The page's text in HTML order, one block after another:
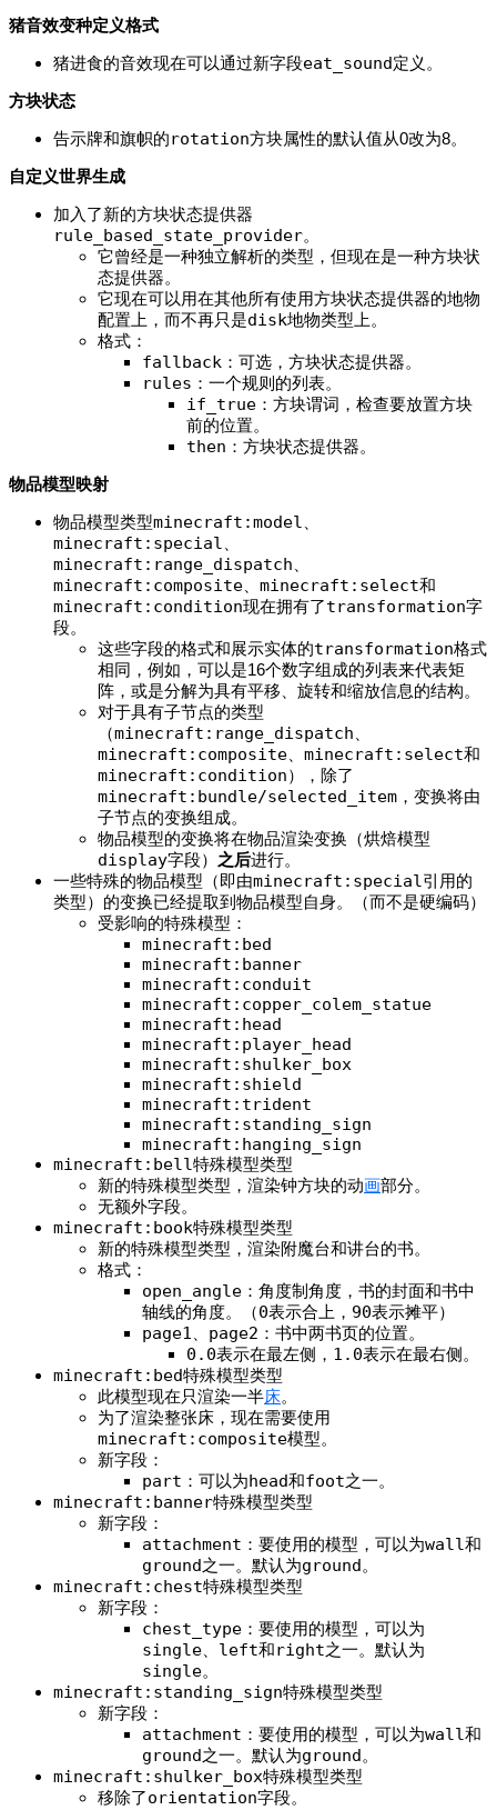
猪音效变种定义格式
猪进食的音效现在可以通过新字段eat_sound定义。
方块状态
告示牌和旗帜的rotation方块属性的默认值从0改为8。
自定义世界生成
加入了新的方块状态提供器
rule_based_state_provider。
它曾经是一种独立解析的类型，但现在是一种方块状
态提供器。
它现在可以用在其他所有使用方块状态提供器的地物
配置上，而不再只是disk地物类型上。
格式：
fallback ：可选，方块状态提供器。
rules ：一个规则的列表。
if_true ：方块谓词，检查要放置方块
前的位置。
then ：方块状态提供器。
物品模型映射
物品模型类型minecraft:model
minecraft:special
minecraft:range_dispatch
minecraft:composite minecraft:select和​
minecraft:condition现在拥有了transformation字
段。
这些字段的格式和展示实体的transformation格式
相同，例如，可以是16个数字组成的列表来代表矩
阵，或是分解为具有平移、旋转和缩放信息的结构。
对于具有子节点的类型
（minecraft:range_dispatch
minecraft:composite minecraft:select和​
minecraft:condition），除了
minecraft:bundle/selected_item ，变换将由
子节点的变换组成。
物品模型的变换将在物品渲染变换（烘焙模型
display字段） 之后进行。
一些特殊的物品模型（即由minecraft:special引用的
类型）的变换已经提取到物品模型自身。（而不是硬编码）
受影响的特殊模型：
minecraft:bed
minecraft:banner
minecraft:conduit
minecraft:copper_colem_statue
minecraft:head
minecraft:player_head
minecraft:shulker_box
minecraft:shield
minecraft:trident
minecraft:standing_sign
minecraft:hanging_sign
minecraft:bell特殊模型类型
新的特殊模型类型，渲染钟方块的动画部分。
无额外字段。
minecraft:book特殊模型类型
新的特殊模型类型，渲染附魔台和讲台的书。
格式：
open_angle ：角度制角度，书的封面和书中
轴线的角度。（0表示合上， 90表示摊平）
page1 page2 ：书中两书页的位置。
0.0表示在最左侧， 1.0表示在最右侧。
minecraft:bed特殊模型类型
此模型现在只渲染一半床。
为了渲染整张床，现在需要使用
minecraft:composite模型。
新字段：
part ：可以为head和foot之一。
minecraft:banner特殊模型类型
新字段：
attachment ：要使用的模型，可以为wall和
ground之一。默认为ground。
minecraft:chest特殊模型类型
新字段：
chest_type ：要使用的模型，可以为
single left和right之一。默认为
single。
minecraft:standing_sign特殊模型类型
新字段：
attachment ：要使用的模型，可以为wall和
ground之一。默认为ground。
minecraft:shulker_box特殊模型类型
移除了orientation字段。